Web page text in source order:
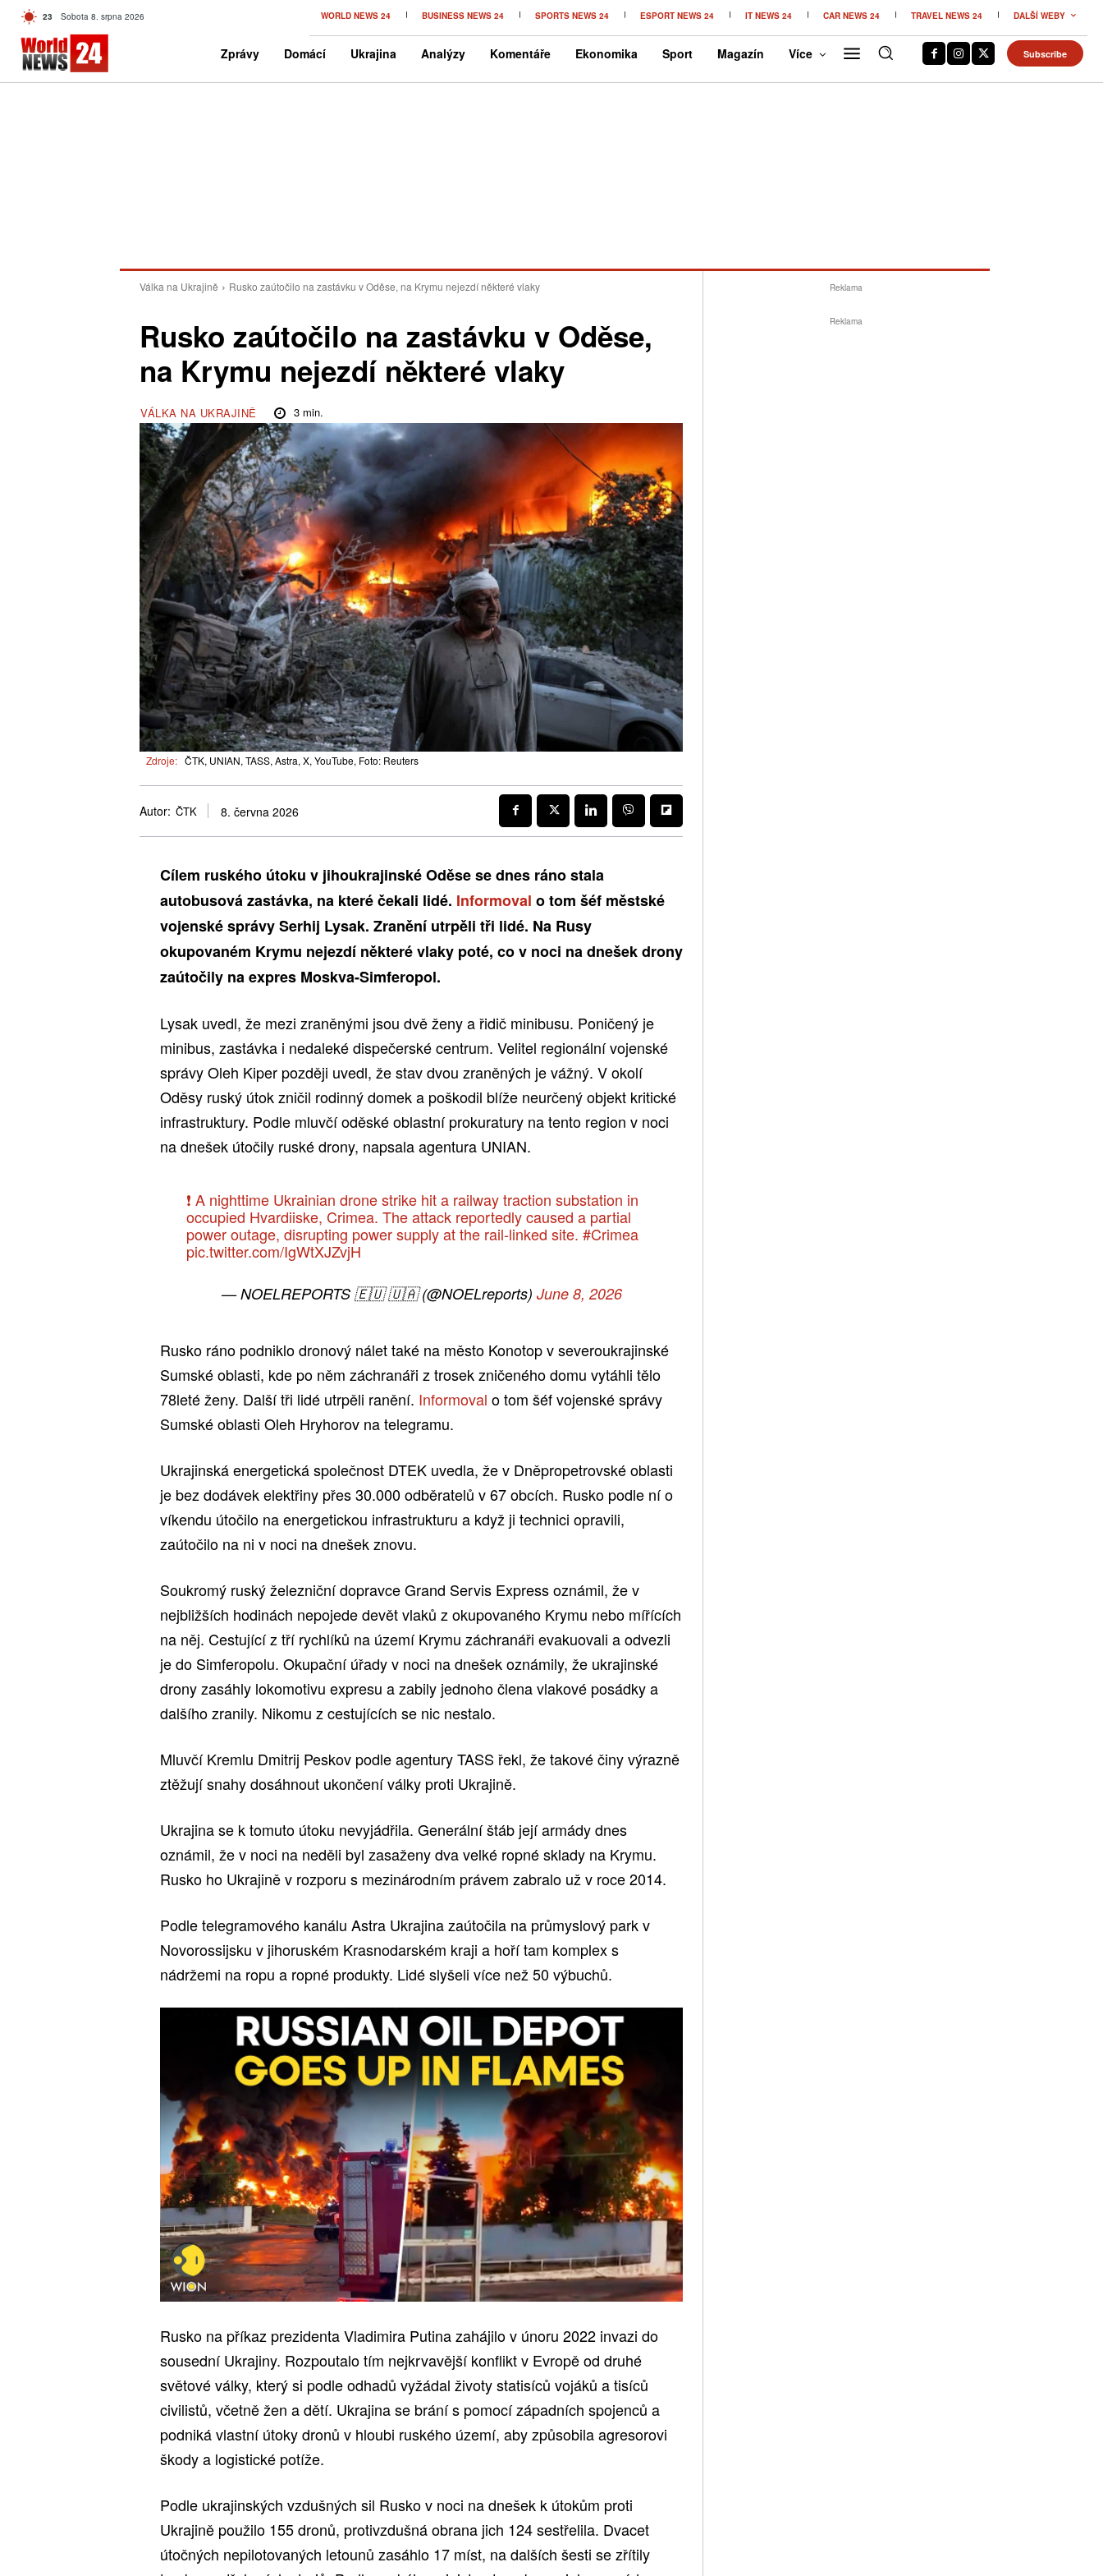
23 C Czech
Sobota 8. srpna 2026 WORLD NEWS 24 BUSINESS NEWS 24 SPORTS NEWS 24 ESPORT NEWS 24 IT NEWS 24 CAR NEWS 24 TRAVEL NEWS 24 DALŠÍ WEBY
Zprávy Domácí Ukrajina Analýzy Komentáře Ekonomika Sport Magazín Více Subscribe
Válka na Ukrajině Rusko zaútočilo na zastávku v Oděse, na Krymu nejezdí některé vlaky
Rusko zaútočilo na zastávku v Oděse,
na Krymu nejezdí některé vlaky
VÁLKA NA UKRAJINĚ 3min.
Zdroje: ČTK, UNIAN, TASS, Astra, X, YouTube, Foto: Reuters
Autor: ČTK 8. června 2026
Cílem ruského útoku v jihoukrajinské Oděse se dnes ráno stala
autobusová zastávka, na které čekali lidé. Informoval o tom šéf městské
vojenské správy Serhij Lysak. Zranění utrpěli tři lidé. Na Rusy
okupovaném Krymu nejezdí některé vlaky poté, co v noci na dnešek drony
zaútočily na expres Moskva-Simferopol.
Lysak uvedl, že mezi zraněnými jsou dvě ženy a řidič minibusu. Poničený je
minibus, zastávka i nedaleké dispečerské centrum. Velitel regionální vojenské
správy Oleh Kiper později uvedl, že stav dvou zraněných je vážný. V okolí
Oděsy ruský útok zničil rodinný domek a poškodil blíže neurčený objekt kritické
infrastruktury. Podle mluvčí oděské oblastní prokuratury na tento region v noci
na dnešek útočily ruské drony, napsala agentura UNIAN.
❗️ A nighttime Ukrainian drone strike hit a railway traction substation in
occupied Hvardiiske, Crimea. The attack reportedly caused a partial
power outage, disrupting power supply at the rail-linked site. #Crimea
pic.twitter.com/IgWtXJZvjH
— NOELREPORTS 🇪🇺 🇺🇦 (@NOELreports) June 8, 2026
Rusko ráno podniklo dronový nálet také na město Konotop v severoukrajinské
Sumské oblasti, kde po něm záchranáři z trosek zničeného domu vytáhli tělo
78leté ženy. Další tři lidé utrpěli ranění. Informoval o tom šéf vojenské správy
Sumské oblasti Oleh Hryhorov na telegramu.
Ukrajinská energetická společnost DTEK uvedla, že v Dněpropetrovské oblasti
je bez dodávek elektřiny přes 30.000 odběratelů v 67 obcích. Rusko podle ní o
víkendu útočilo na energetickou infrastrukturu a když ji technici opravili,
zaútočilo na ni v noci na dnešek znovu.
Soukromý ruský železniční dopravce Grand Servis Express oznámil, že v
nejbližších hodinách nepojede devět vlaků z okupovaného Krymu nebo mířících
na něj. Cestující z tří rychlíků na území Krymu záchranáři evakuovali a odvezli
je do Simferopolu. Okupační úřady v noci na dnešek oznámily, že ukrajinské
drony zasáhly lokomotivu expresu a zabily jednoho člena vlakové posádky a
dalšího zranily. Nikomu z cestujících se nic nestalo.
Mluvčí Kremlu Dmitrij Peskov podle agentury TASS řekl, že takové činy výrazně
ztěžují snahy dosáhnout ukončení války proti Ukrajině.
Ukrajina se k tomuto útoku nevyjádřila. Generální štáb její armády dnes
oznámil, že v noci na neděli byl zasaženy dva velké ropné sklady na Krymu.
Rusko ho Ukrajině v rozporu s mezinárodním právem zabralo už v roce 2014.
Podle telegramového kanálu Astra Ukrajina zaútočila na průmyslový park v
Novorossijsku v jihoruském Krasnodarském kraji a hoří tam komplex s
nádržemi na ropu a ropné produkty. Lidé slyšeli více než 50 výbuchů.
Rusko na příkaz prezidenta Vladimira Putina zahájilo v únoru 2022 invazi do
sousední Ukrajiny. Rozpoutalo tím nejkrvavější konflikt v Evropě od druhé
světové války, který si podle odhadů vyžádal životy statisíců vojáků a tisíců
civilistů, včetně žen a dětí. Ukrajina se brání s pomocí západních spojenců a
podniká vlastní útoky dronů v hloubi ruského území, aby způsobila agresorovi
škody a logistické potíže.
Podle ukrajinských vzdušných sil Rusko v noci na dnešek k útokům proti
Ukrajině použilo 155 dronů, protivzdušná obrana jich 124 sestřelila. Dvacet
útočných nepilotovaných letounů zasáhlo 17 míst, na dalších šesti se zřítily
Reklama
Reklama